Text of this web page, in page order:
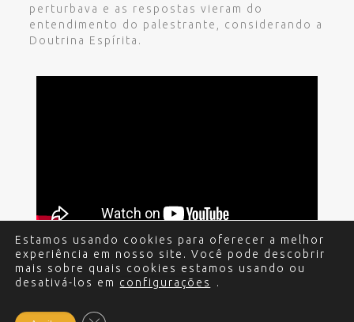
perturbava e as respostas vieram do
entendimento do palestrante, considerando a
Doutrina Espírita.
© 2017 - 2024 Edgar Miguel. Todos os direitos
Desenvolvimento do site: Alex Sanches
Estamos usando cookies para oferecer a melhor
experiência em nosso site. Você pode descobrir
mais sobre quais cookies estamos usando ou
desativá-los em configurações .